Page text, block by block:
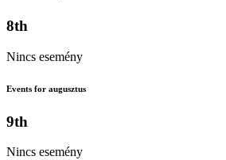
8th
Nincs esemény
Events for augusztus
9th
Nincs esemény